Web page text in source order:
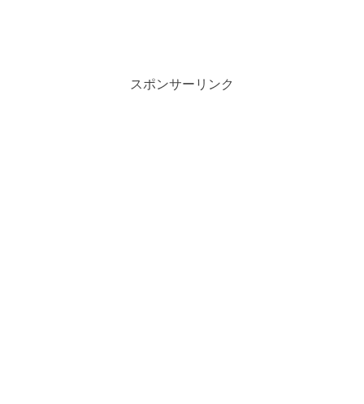
スポンサーリンク